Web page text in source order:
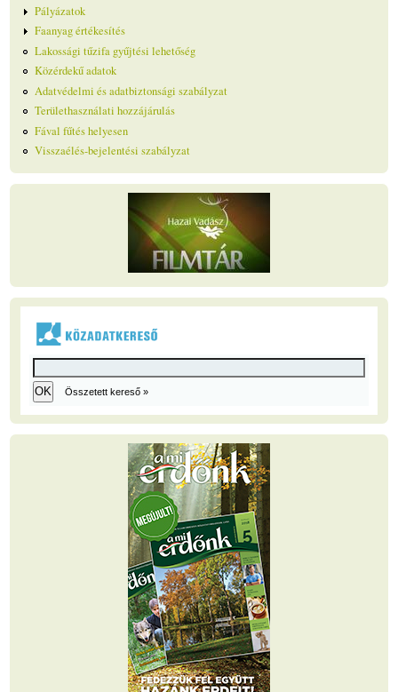
Pályázatok
Faanyag értékesítés
Lakossági tűzifa gyűjtési lehetőség
Közérdekű adatok
Adatvédelmi és adatbiztonsági szabályzat
Területhasználati hozzájárulás
Fával fűtés helyesen
Visszaélés-bejelentési szabályzat
Összetett kereső »